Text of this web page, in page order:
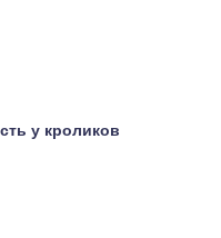
у кроликов